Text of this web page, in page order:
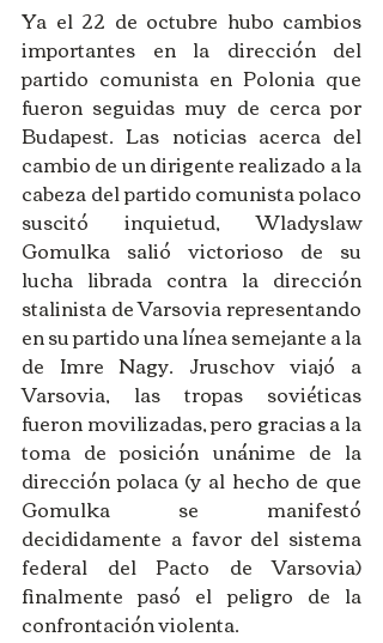
Ya el 22 de octubre hubo cambios
importantes en la dirección del
partido comunista en Polonia que
fueron seguidas muy de cerca por
Budapest. Las noticias acerca del
cambio de un dirigente realizado a la
cabeza del partido comunista polaco
suscitó inquietud, Wladyslaw
Gomulka salió victorioso de su
lucha librada contra la dirección
stalinista de Varsovia representando
en su partido una línea semejante a la
de Imre Nagy. Jruschov viajó a
Varsovia, las tropas soviéticas
fueron movilizadas, pero gracias a la
toma de posición unánime de la
dirección polaca (y al hecho de que
Gomulka se manifestó
decididamente a favor del sistema
federal del Pacto de Varsovia)
finalmente pasó el peligro de la
confrontación violenta.